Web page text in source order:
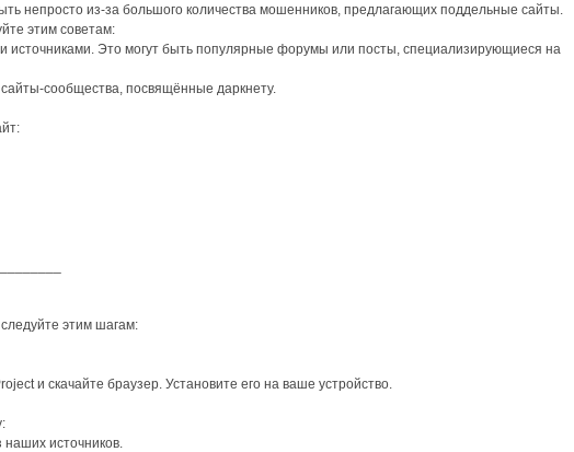
непросто из-за большого количества мошенников, предлагающих поддельные сайты.
этим советам:
Это могут быть популярные форумы или посты, специализирующиеся на
сообщества, посвящённые даркнету.
этим шагам:
и скачайте браузер. Установите его на ваше устройство.
наших источников.